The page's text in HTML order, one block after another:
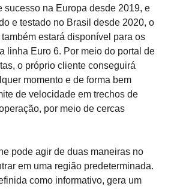
sucesso na Europa desde 2019, e
e testado no Brasil desde 2020, o
estará disponível para os
linha Euro 6. Por meio do portal de
o próprio cliente conseguirá
momento e de forma bem
de velocidade em trechos de
por meio de cercas
pode agir de duas maneiras no
em uma região predeterminada.
como informativo, gera um